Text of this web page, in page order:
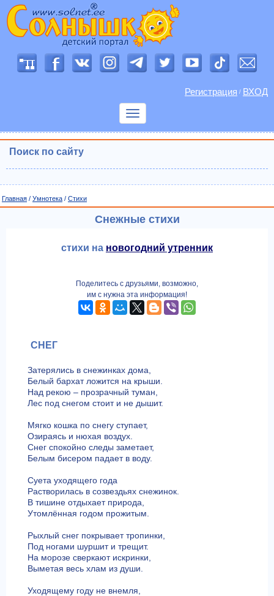
Регистрация / ВХОД
Показать
Поиск по сайту
Главная / Умнотека / Cтихи
Снежные стихи
стихи на новогодний утренник
Поделитесь с друзьями, возможно,
им с нужна эта информация!
СНЕГ
Затерялись в снежинках дома,
Белый бархат ложится на крыши.
Над рекою – прозрачный туман,
Лес под снегом стоит и не дышит.
Мягко кошка по снегу ступает,
Озираясь и нюхая воздух.
Снег спокойно следы заметает,
Белым бисером падает в воду.
Суета уходящего года
Растворилась в созвездьях снежинок.
В тишине отдыхает природа,
Утомлённая годом прожитым.
Рыхлый снег покрывает тропинки,
Под ногами шуршит и трещит.
На морозе сверкают искринки,
Выметая весь хлам из души.
Уходящему году не внемля,